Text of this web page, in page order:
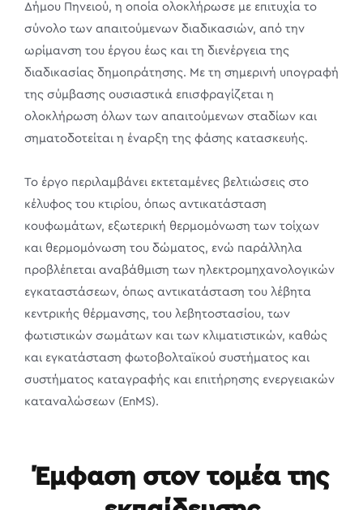
Δήμου Πηνειού, η οποία ολοκλήρωσε με επιτυχία το
σύνολο των απαιτούμενων διαδικασιών, από την
ωρίμανση του έργου έως και τη διενέργεια της
διαδικασίας δημοπράτησης. Με τη σημερινή υπογραφή
της σύμβασης ουσιαστικά επισφραγίζεται η
ολοκλήρωση όλων των απαιτούμενων σταδίων και
σηματοδοτείται η έναρξη της φάσης κατασκευής.
Το έργο περιλαμβάνει εκτεταμένες βελτιώσεις στο
κέλυφος του κτιρίου, όπως αντικατάσταση
κουφωμάτων, εξωτερική θερμομόνωση των τοίχων
και θερμομόνωση του δώματος, ενώ παράλληλα
προβλέπεται αναβάθμιση των ηλεκτρομηχανολογικών
εγκαταστάσεων, όπως αντικατάσταση του λέβητα
κεντρικής θέρμανσης, του λεβητοστασίου, των
φωτιστικών σωμάτων και των κλιματιστικών, καθώς
και εγκατάσταση φωτοβολταϊκού συστήματος και
συστήματος καταγραφής και επιτήρησης ενεργειακών
καταναλώσεων (EnMS).
Έμφαση στον τομέα της